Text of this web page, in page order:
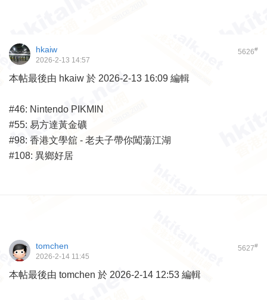
5626#
hkaiw
2026-2-13 14:57
本帖最後由 hkaiw 於 2026-2-13 16:09 編輯
#46: Nintendo PIKMIN
#55: 易方達黃金礦
#98: 香港文學舘 - 老夫子帶你闖蕩江湖
#108: 異鄉好居
5627#
tomchen
2026-2-14 11:45
本帖最後由 tomchen 於 2026-2-14 12:53 編輯